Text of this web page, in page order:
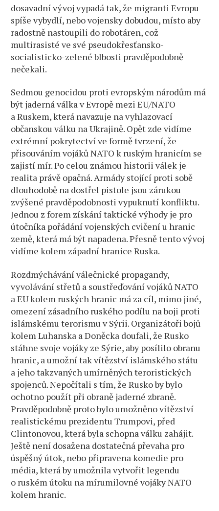
dosavadní vývoj vypadá tak, že migranti Evropu
spíše vybydlí, nebo vojensky dobudou, místo aby
radostně nastoupili do robotáren, což
multirasisté ve své pseudokřesťansko-
socialisticko-zelené blbosti pravděpodobně
nečekali.
Sedmou genocidou proti evropským národům má
být jaderná válka v Evropě mezi EU/NATO
a Ruskem, která navazuje na vyhlazovací
občanskou válku na Ukrajině. Opět zde vidíme
extrémní pokrytectví ve formě tvrzení, že
přisouváním vojáků NATO k ruským hranicím se
zajistí mír. Po celou známou historii válek je
realita právě opačná. Armády stojící proti sobě
dlouhodobě na dostřel pistole jsou zárukou
zvýšené pravděpodobnosti vypuknutí konfliktu.
Jednou z forem získání taktické výhody je pro
útočníka pořádání vojenských cvičení u hranic
země, která má být napadena. Přesně tento vývoj
vidíme kolem západní hranice Ruska.
Rozdmýchávání válečnické propagandy,
vyvolávání střetů a soustřeďování vojáků NATO
a EU kolem ruských hranic má za cíl, mimo jiné,
omezení zásadního ruského podílu na boji proti
islámskému terorismu v Sýrii. Organizátoři bojů
kolem Luhanska a Doněcka doufali, že Rusko
stáhne svoje vojáky ze Sýrie, aby posílilo obranu
hranic, a umožní tak vítězství islámského státu
a jeho takzvaných umírněných teroristických
spojenců. Nepočítali s tím, že Rusko by bylo
ochotno použít při obraně jaderné zbraně.
Pravděpodobně proto bylo umožněno vítězství
realistickému prezidentu Trumpovi, před
Clintonovou, která byla schopna válku zahájit.
Ještě není dosažena dostatečná převaha pro
úspěšný útok, nebo připravena komedie pro
média, která by umožnila vytvořit legendu
o ruském útoku na mírumilovné vojáky NATO
kolem hranic.